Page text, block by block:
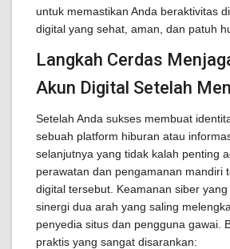
untuk memastikan Anda beraktivitas
digital yang sehat, aman, dan patuh
Langkah Cerdas
Akun Digital Setelah
Setelah Anda sukses membuat
sebuah platform hiburan atau
selanjutnya yang tidak kalah penting
perawatan dan pengamanan mandiri
digital tersebut. Keamanan siber
sinergi dua arah yang saling
penyedia situs dan pengguna gawai.
praktis yang sangat disarankan: